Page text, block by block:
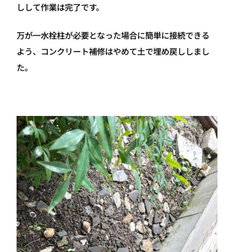
しして作業は完了です。
万が一水栓柱が必要となった場合に簡単に接続できる
よう、コンクリート補修はやめて土で埋め戻ししまし
た。